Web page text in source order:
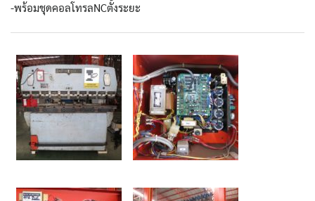
-พร้อมชุดคอลโทรลNCตั้งระยะ